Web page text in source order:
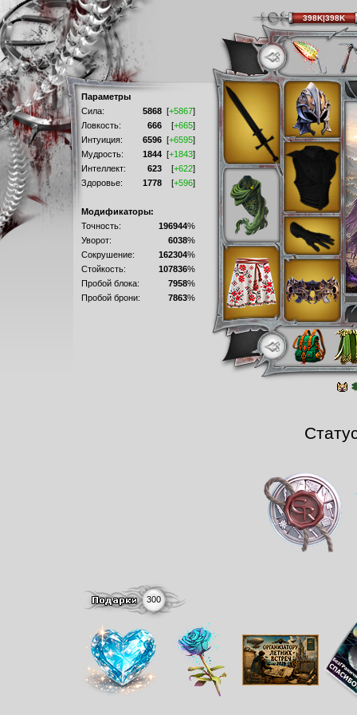
Параметры
Сила:
5868 [+5867]
Ловкость:
666 [+665]
Интуиция:
6596 [+6595]
Мудрость:
1844 [+1843]
Интеллект:
623 [+622]
Здоровье:
1778 [+596]
Модификаторы:
Точность:
196944%
Уворот:
6038%
Сокрушение:
162304%
Стойкость:
107836%
Пробой блока:
7958%
Пробой брони:
7863%
300
398K|398K